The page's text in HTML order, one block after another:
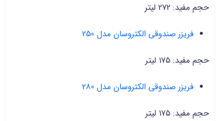
حجم مفید: 272 لیتر
فریزر صندوقی الکتروسان مدل 250
حجم مفید: 175 لیتر
فریزر صندوقی الکتروسان مدل 280
حجم مفید: 175 لیتر